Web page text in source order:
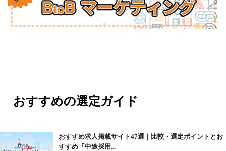
おすすめの選定ガイド
おすすめ求人掲載サイト47選｜比較・選定ポイントとお
すすめ「中途採用...